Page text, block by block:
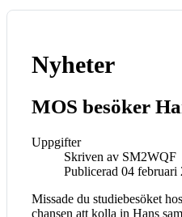
Nyheter
MOS besöker
Uppgifter
Skriven av SM2WQF
Publicerad 04 februari
Missade du studiebesöket
chansen att kolla in Hans